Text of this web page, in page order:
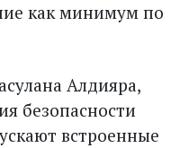
как минимум по
Алдияра,
безопас­ности
встроенные